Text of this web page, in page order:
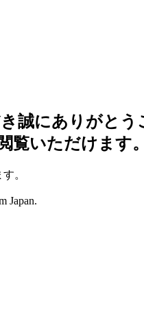
誠にありがとう
覧いただけます。
。
Japan.